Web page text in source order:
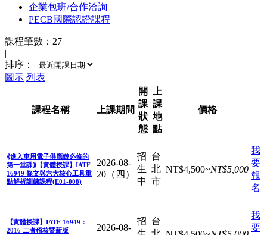
企業包班/合作洽詢
PECB國際認證課程
課程筆數：27
|
排序：
圖示 列表
課程名稱 上課期間
開
課
狀
態
上
課
地
點
價格
⟪進入車用電子供應鏈必修的
第一堂課⟫【實體授課】IATF
16949 條文與六大核心工具重
點解析訓練課程(E01-008)
2026-08-
20（四）
招
生
中
台
北
市
NT$4,500~NT$5,000
我
要
報
名
【實體授課】IATF 16949：
2016 二者稽核暨新版
2026-08-
招 台
我
要